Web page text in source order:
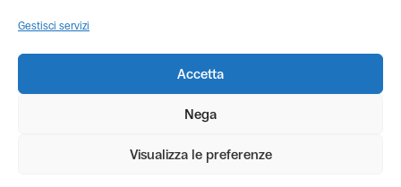
Gestisci servizi
Accetta
Nega
Visualizza le preferenze
© Copyright FIAB 2026